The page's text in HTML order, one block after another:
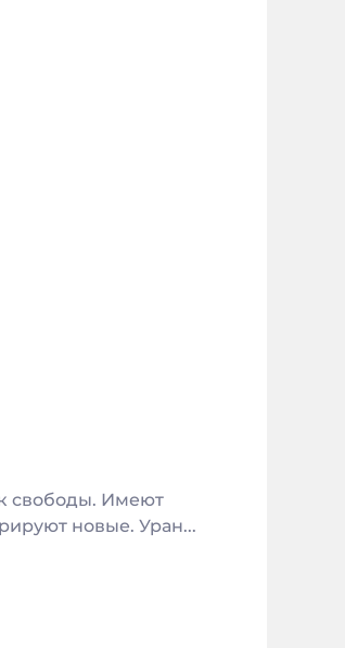
свободы. Имеют
новые. Уран...